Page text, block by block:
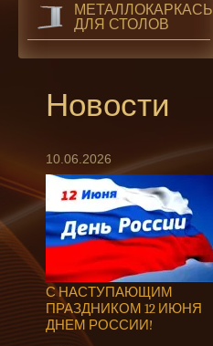
МЕТАЛЛОКАРКАСЫ
ДЛЯ СТОЛОВ
Новости
10.06.2026
С НАСТУПАЮЩИМ
ПРАЗДНИКОМ 12 ИЮНЯ
ДНЕМ РОССИИ!